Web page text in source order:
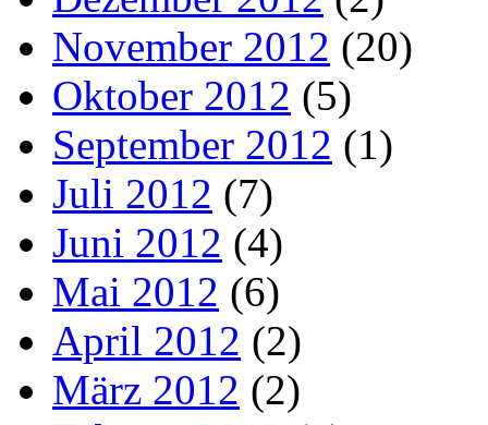
November 2012 (20)
Oktober 2012 (5)
September 2012 (1)
Juli 2012 (7)
Juni 2012 (4)
Mai 2012 (6)
April 2012 (2)
März 2012 (2)